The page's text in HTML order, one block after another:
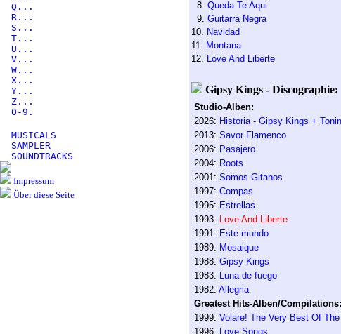
8. Queda Te Aqui
9. Guitarra Negra
10. Navidad
11. Montana
12. Love And Liberte
Gipsy Kings - Discographie:
Studio-Alben:
2026: Historia - Gipsy Kings +
2013: Savor Flamenco
2006: Pasajero
2004: Roots
2001: Somos Gitanos
1997: Compas
1995: Estrellas
1993: Love And Liberte
1991: Este mundo
1989: Mosaique
1988: Gipsy Kings
1983: Luna de fuego
1982: Allegria
Greatest Hits-Alben/Compilations:
1999: Volare! The Very Best Of
1996:
Love Songs
Q...
R...
S...
T...
U...
V...
W...
X...
Y...
Z...
0-9.
MUSICALS
SAMPLER
SOUNDTRACKS
Impressum
Über diese Seite